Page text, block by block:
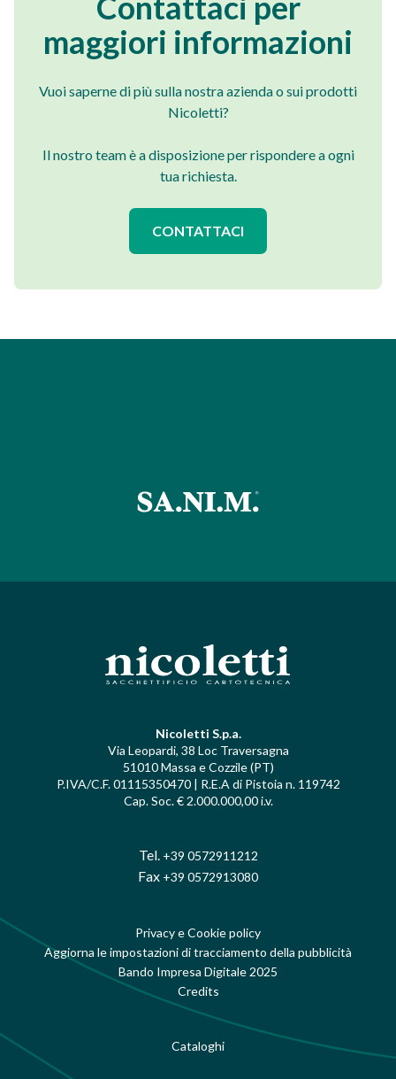
maggiori informazioni
Vuoi saperne di più sulla nostra azienda o sui prodotti
Nicoletti?
Il nostro team è a disposizione per rispondere a ogni
tua richiesta.
CONTATTACI
Nicoletti S.p.a.
Via Leopardi, 38 Loc Traversagna
51010 Massa e Cozzile (PT)
P.IVA/C.F. 01115350470 | R.E.A di Pistoia n. 119742
Cap. Soc. € 2.000.000,00 i.v.
Tel. +39 0572911212
Fax +39 0572913080
Privacy e Cookie policy
Aggiorna le impostazioni di tracciamento della pubblicità
Bando Impresa Digitale 2025
Credits
Cataloghi